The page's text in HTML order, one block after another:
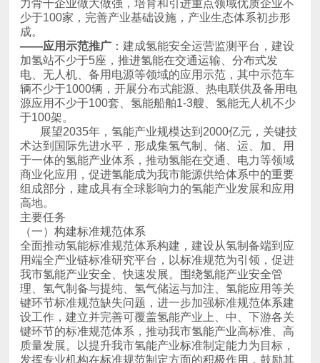
成。
——应用示范推广
于100架。
高地。
主要任务
（一）构建标准规范体系